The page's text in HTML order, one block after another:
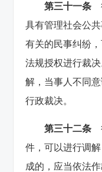
第三十一条
具有管理社会公
有关的民事纠纷
法规授权进行裁
解，当事人不同
行政裁决。
第三十二条
件，可以进行调
成的，应当依法